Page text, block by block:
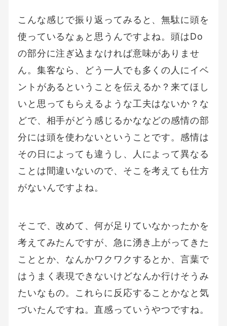
こんな感じで振り返ってみると、無駄に頭を
使っているなぁと思うんですよね。頭はDo
の部分に注ぎ込まなければ意味がありませ
ん。集客なら、どう一人でも多くの人にイベ
ントがあるということを伝えるか？来てほし
いと思ってもらえるような工夫はないか？な
どで、相手がどう感じるかななどの感情の部
分には頭を使わないということです。感情は
その日によっても違うし、人によって異なる
ことは間違いないので、そこを考えても仕方
がないんですよね。
そこで、改めて、何が足りていなかったかを
考えてみたんですが、急に湧き上がってきた
こととか、なんかワクワクするとか、言葉で
はうまく表現できないけどなんか行けそうみ
たいなもの。これらに反応することかなと気
づいたんですね。直感っていうやつですね。